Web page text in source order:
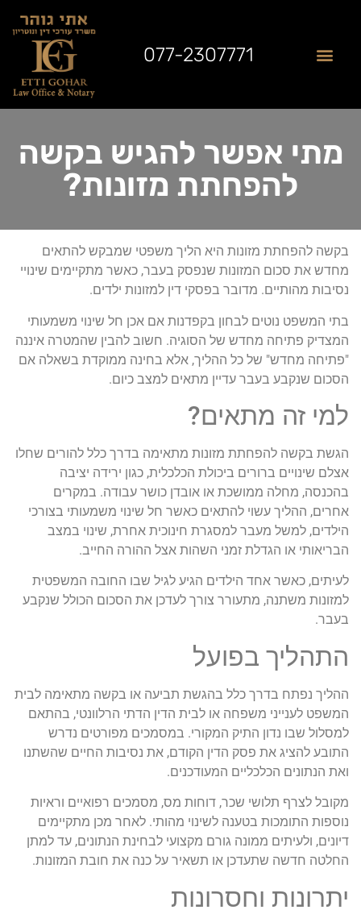
077-2307771
מתי אפשר להגיש בקשה
להפחתת מזונות?
בקשה להפחתת מזונות היא הליך משפטי שמבקש להתאים
מחדש את סכום המזונות שנפסק בעבר, כאשר מתקיימים שינויי
נסיבות מהותיים. מדובר בפסקי דין למזונות ילדים.
בתי המשפט נוטים לבחון בקפדנות אם אכן חל שינוי משמעותי
המצדיק פתיחה מחדש של הסוגיה. חשוב להבין שהמטרה איננה
"פתיחה מחדש" של כל ההליך, אלא בחינה ממוקדת בשאלה אם
הסכום שנקבע בעבר עדיין מתאים למצב כיום.
למי זה מתאים?
הגשת בקשה להפחתת מזונות מתאימה בדרך כלל להורים שחלו
אצלם שינויים ברורים ביכולת הכלכלית, כגון ירידה יציבה
בהכנסה, מחלה ממושכת או אובדן כושר עבודה. במקרים
אחרים, ההליך עשוי להתאים כאשר חל שינוי משמעותי בצורכי
הילדים, למשל מעבר למסגרת חינוכית אחרת, שינוי במצב
הבריאותי או הגדלת זמני השהות אצל ההורה החייב.
לעיתים, כאשר אחד הילדים הגיע לגיל שבו החובה המשפטית
למזונות משתנה, מתעורר צורך לעדכן את הסכום הכולל שנקבע
בעבר.
התהליך בפועל
ההליך נפתח בדרך כלל בהגשת תביעה או בקשה מתאימה לבית
המשפט לענייני משפחה או לבית הדין הדתי הרלוונטי, בהתאם
למסלול שבו נדון התיק המקורי. במסמכים מפורטים נדרש
התובע להציג את פסק הדין הקודם, את נסיבות החיים שהשתנו
ואת הנתונים הכלכליים המעודכנים.
מקובל לצרף תלושי שכר, דוחות מס, מסמכים רפואיים וראיות
נוספות התומכות בטענה לשינוי מהותי. לאחר מכן מתקיימים
דיונים, ולעיתים ממונה גורם מקצועי לבחינת הנתונים, עד למתן
החלטה חדשה שתעדכן או תשאיר על כנה את חובת המזונות.
יתרונות וחסרונות